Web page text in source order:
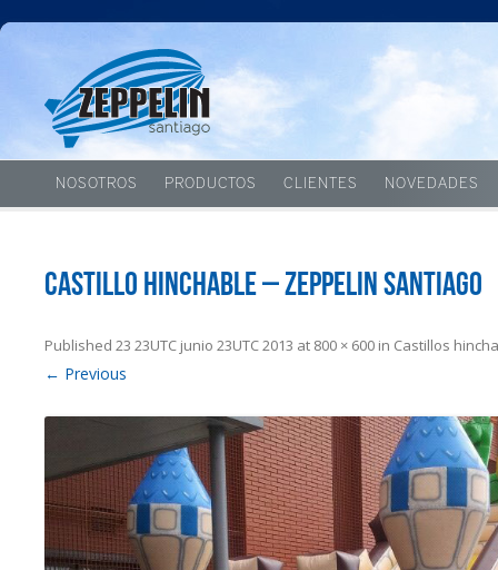
NOSOTROS PRODUCTOS CLIENTES NOVEDADES
Castillo hinchable – Zeppelin Santiago
Published 23 23UTC junio 23UTC 2013 at 800 × 600 in Castillos
← Previous